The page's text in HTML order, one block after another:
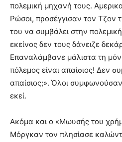
πολεμική μηχανή τους.
Ρώσοι, προσέγγισαν τον Τζον
του να συμβάλει στην
εκείνος δεν τους δάνειζε
Επαναλάμβανε μάλιστα τη
πόλεμος είναι απαίσιος! Δεν
απαίσιος;». Όλοι
εκεί.
Ακόμα και ο «Μωυσής του
Μόργκαν τον πλησίασε